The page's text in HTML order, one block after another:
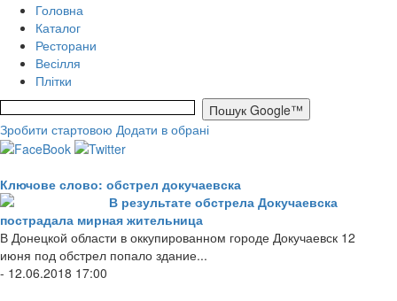
Головна
Каталог
Ресторани
Весілля
Плітки
Зробити стартовою Додати в обрані
Ключове слово: обстрел докучаевска
В результате обстрела Докучаевска
пострадала мирная жительница
В Донецкой области в оккупированном городе Докучаевск 12
июня под обстрел попало здание...
- 12.06.2018 17:00